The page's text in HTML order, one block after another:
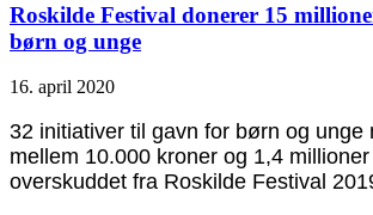
Roskilde Festival donerer 15
børn og unge
16. april 2020
32 initiativer til gavn for børn og unge
mellem 10.000 kroner og 1,4
overskuddet fra Roskilde Festival